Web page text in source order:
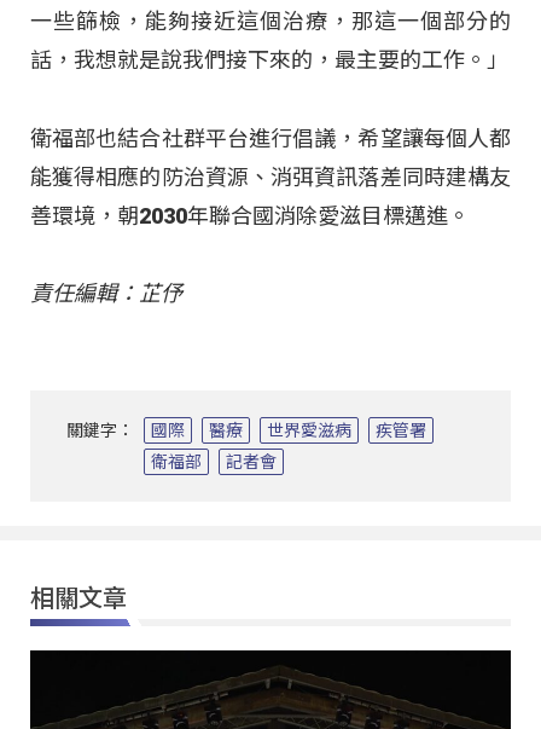
一些篩檢，能夠接近這個治療，那這一個部分的
話，我想就是說我們接下來的，最主要的工作。」
衛福部也結合社群平台進行倡議，希望讓每個人都
能獲得相應的防治資源、消弭資訊落差同時建構友
善環境，朝2030年聯合國消除愛滋目標邁進。
責任編輯：芷伃
關鍵字： 國際 醫療 世界愛滋病
疾管署
衛福部
記者會
相關文章